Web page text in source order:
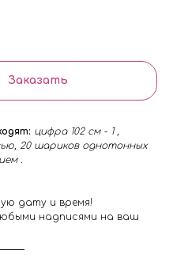
Заказать
цифра 102 см - 1 ,
20 шариков однотонных
.
дату и время!
надписями на ваш